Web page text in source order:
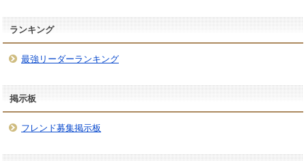
ランキング
最強リーダーランキング
掲示板
フレンド募集掲示板